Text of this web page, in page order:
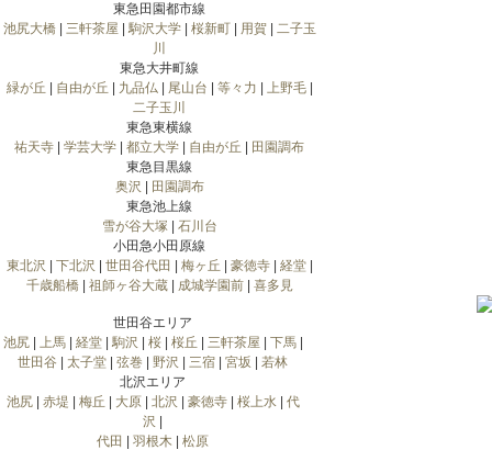
東急田園都市線
池尻大橋| 三軒茶屋 駒沢大学| 桜新町| 用賀| 二子玉
川
東急大井町線
緑が丘
自由が丘 九品仏| 尾山台 等々力 上野毛|
二子玉川
東急東横線
祐天寺
学芸大学 都立大学 自由が丘
田園調布
東急目黒線
奥沢
田園調布
東急池上線
雪が谷大塚| 石川台
小田急小田原線
東北沢
下北沢 世田谷代田 梅ヶ丘 豪徳寺| 経堂|
千歳船橋| 祖師ヶ谷大蔵| 成城学園前| 喜多見
世田谷エリア
池尻| 上馬| 経堂| 駒沢 桜| 桜丘 三軒茶屋 下馬|
世田谷
太子堂 弦巻 野沢 三宿 宮坂
若林
北沢エリア
池尻| 赤堤 梅丘 大原| 北沢 豪徳寺| 桜上水| 代
沢
代田
羽根木
松原